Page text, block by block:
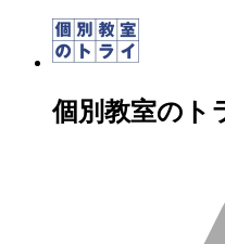
個別教室のト